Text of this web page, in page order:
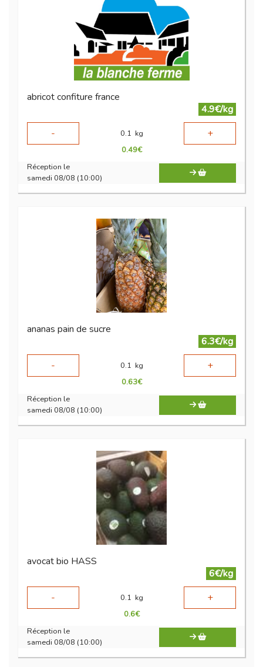
abricot confiture france
4.9€/kg
-
0.1 kg +
0.49€
Réception le
samedi 08/08 (10:00)
ananas pain de sucre
6.3€/kg
-
0.1 kg +
0.63€
Réception le
samedi 08/08 (10:00)
avocat bio HASS
6€/kg
-
0.1 kg +
0.6€
Réception le
samedi 08/08 (10:00)